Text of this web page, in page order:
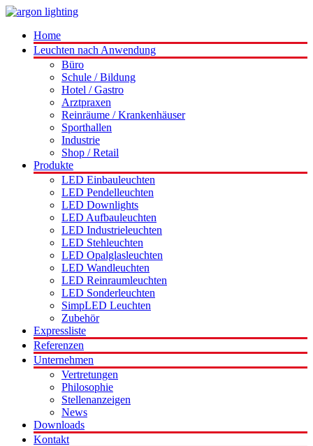
Home
Leuchten nach Anwendung
Büro
Schule / Bildung
Hotel / Gastro
Arztpraxen
Reinräume / Krankenhäuser
Sporthallen
Industrie
Shop / Retail
Produkte
LED Einbauleuchten
LED Pendelleuchten
LED Downlights
LED Aufbauleuchten
LED Industrieleuchten
LED Stehleuchten
LED Opalglasleuchten
LED Wandleuchten
LED Reinraumleuchten
LED Sonderleuchten
SimpLED Leuchten
Zubehör
Expressliste
Referenzen
Unternehmen
Vertretungen
Philosophie
Stellenanzeigen
News
Downloads
Kontakt